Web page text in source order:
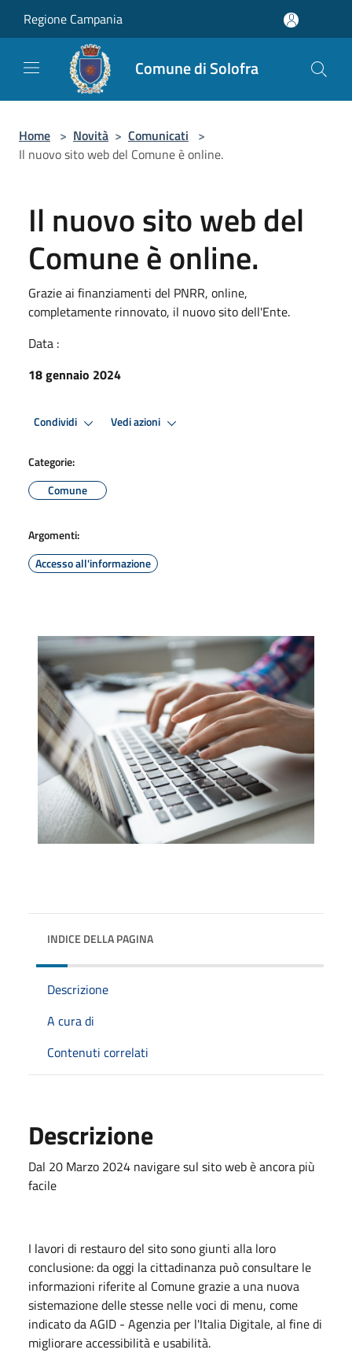
Regione Campania
Comune di Solofra
Home > Novità > Comunicati >
Il nuovo sito web del Comune è online.
Il nuovo sito web del
Comune è online.
Grazie ai finanziamenti del PNRR, online,
completamente rinnovato, il nuovo sito dell'Ente.
Data :
18 gennaio 2024
Condividi Vedi azioni
Categorie:
Comune
Argomenti:
Accesso all'informazione
INDICE DELLA PAGINA
Descrizione
A cura di
Contenuti correlati
Descrizione
Dal 20 Marzo 2024 navigare sul sito web è ancora più
facile
I lavori di restauro del sito sono giunti alla loro
conclusione: da oggi la cittadinanza può consultare le
informazioni riferite al Comune grazie a una nuova
sistemazione delle stesse nelle voci di menu, come
indicato da AGID - Agenzia per l'Italia Digitale, al fine di
migliorare accessibilità e usabilità.